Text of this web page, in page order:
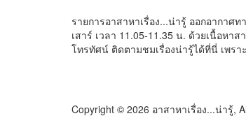
รายการอาสาหาเรื่อง...น่ารู้ ออกอากา
เสาร์ เวลา 11.05-11.35 น. ด้วยเนื้อหา
โทรทัศน์ ติดตามชมเรื่องน่ารู้ได้ที่นี่ เพร
Copyright © 2026 อาสาหาเรื่อง...น่ารู้,